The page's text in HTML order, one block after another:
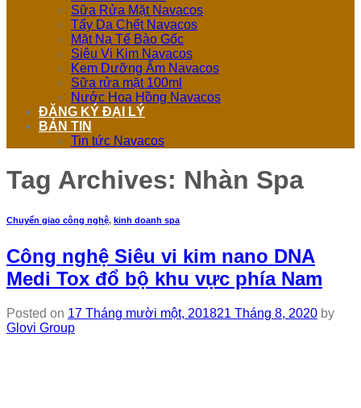
Sữa Rửa Mặt Navacos
Tẩy Da Chết Navacos
Mặt Nạ Tế Bào Gốc
Siêu Vi Kim Navacos
Kem Dưỡng Ẩm Navacos
Sữa rửa mặt 100ml
Nước Hoa Hồng Navacos
ĐĂNG KÝ ĐẠI LÝ
BẢN TIN
Tin tức Navacos
Tag Archives: Nhàn Spa
Chuyển giao công nghệ, kinh doanh spa
Công nghệ Siêu vi kim nano DNA
Medi Tox đổ bộ khu vực phía Nam
Posted on 17 Tháng mười một, 201821 Tháng 8, 2020 by
Glovi Group